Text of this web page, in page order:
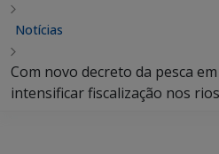
Notícias
Com novo decreto da pesca
intensificar fiscalização nos